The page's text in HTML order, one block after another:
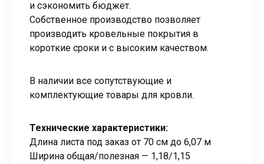
и сэкономить бюджет.
Собственное производство позволяет
производить кровельные покрытия в
короткие сроки и с высоким качеством.
В наличии все сопутствующие и
комплектующие товары для кровли.
Технические характеристики:
Длина листа под заказ от 70 см до 6,07 м
Ширина общая/полезная — 1,18/1,15